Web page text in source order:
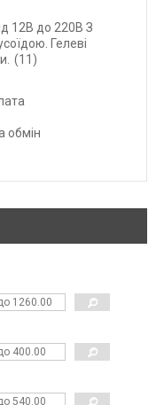
12В до 220В З
Гелеві
11
обмін